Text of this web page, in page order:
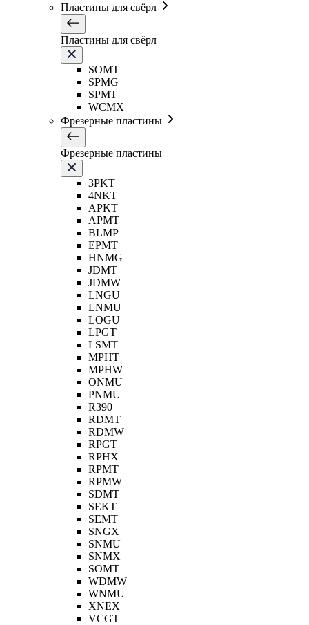
Пластины для свёрл
Пластины для свёрл
SOMT
SPMG
SPMT
WCMX
Фрезерные пластины
Фрезерные пластины
3PKT
4NKT
APKT
APMT
BLMP
EPMT
HNMG
JDMT
JDMW
LNGU
LNMU
LOGU
LPGT
LSMT
MPHT
MPHW
ONMU
PNMU
R390
RDMT
RDMW
RPGT
RPHX
RPMT
RPMW
SDMT
SEKT
SEMT
SNGX
SNMU
SNMX
SOMT
WDMW
WNMU
XNEX
VCGT